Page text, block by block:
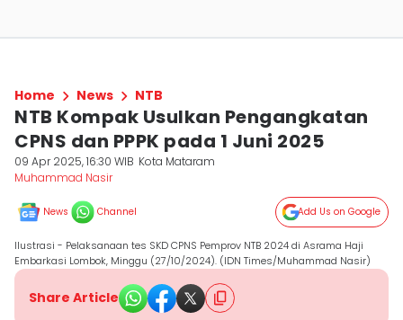
Home News NTB
NTB Kompak Usulkan Pengangkatan
CPNS dan PPPK pada 1 Juni 2025
09 Apr 2025, 16:30 WIB Kota Mataram
Muhammad Nasir
News Channel Add Us on Google
Ilustrasi - Pelaksanaan tes SKD CPNS Pemprov NTB 2024 di Asrama Haji
Embarkasi Lombok, Minggu (27/10/2024). (IDN Times/Muhammad Nasir)
Share Article